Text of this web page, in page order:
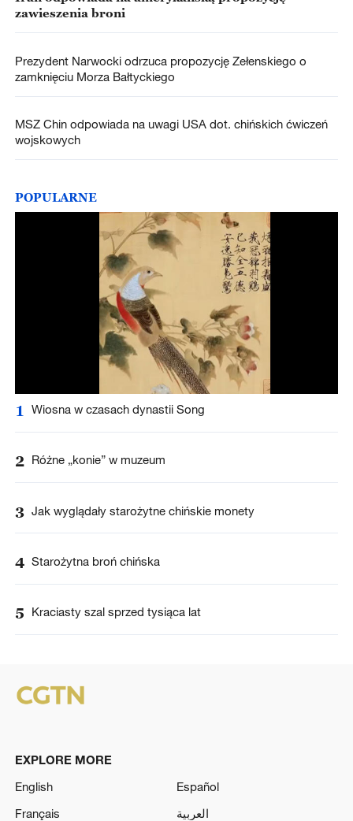
zawieszenia broni
Prezydent Narwocki odrzuca propozycję Zełenskiego o
zamknięciu Morza Bałtyckiego
MSZ Chin odpowiada na uwagi USA dot. chińskich ćwiczeń
wojskowych
POPULARNE
1 Wiosna w czasach dynastii Song
2 Różne „konie” w muzeum
3 Jak wyglądały starożytne chińskie monety
4 Starożytna broń chińska
5 Kraciasty szal sprzed tysiąca lat
EXPLORE MORE
English
Español
Français
العربية